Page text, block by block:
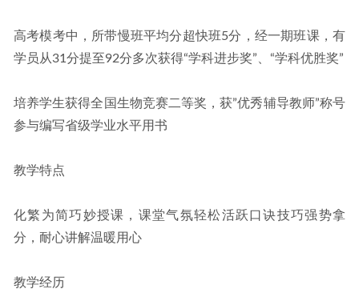
高考模考中，所带慢班平均分超快班5分，经一期班课，有
学员从31分提至92分多次获得“学科进步奖”、“学科优胜奖”
培养学生获得全国生物竞赛二等奖，获”优秀辅导教师”称号
参与编写省级学业水平用书
教学特点
化繁为简巧妙授课，课堂气氛轻松活跃口诀技巧强势拿
分，耐心讲解温暖用心
教学经历